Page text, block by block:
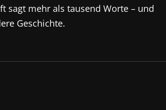
sagt mehr als tausend Worte – und
Geschichte.